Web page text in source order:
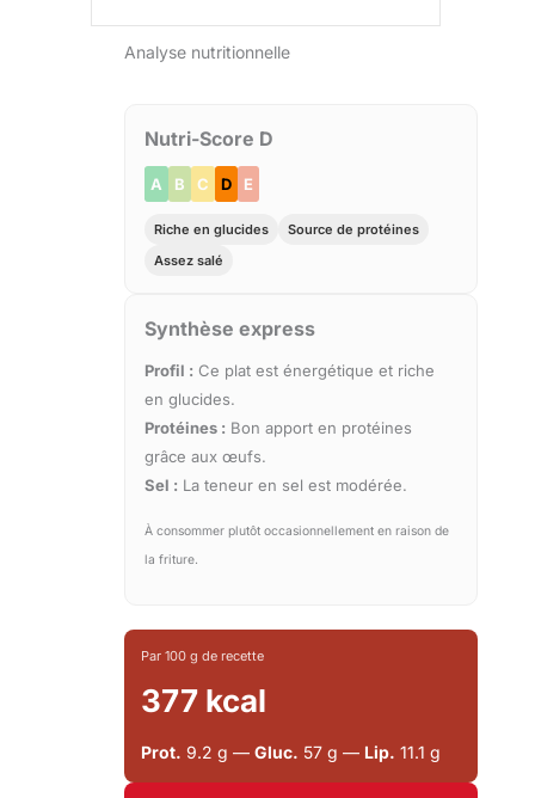
Analyse nutritionnelle
Nutri-Score D
A B C D E
Riche en glucides
Source de protéines
Assez salé
Synthèse express
Profil : Ce plat est énergétique et riche
en glucides.
Protéines : Bon apport en protéines
grâce aux œufs.
Sel : La teneur en sel est modérée.
À consommer plutôt occasionnellement en raison de
la friture.
Par 100 g de recette
377 kcal
Prot. 9.2 g — Gluc. 57 g — Lip. 11.1 g